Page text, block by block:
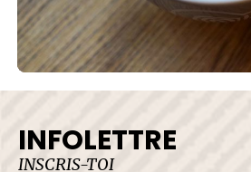
INFOLETTRE
INSCRIS-TOI